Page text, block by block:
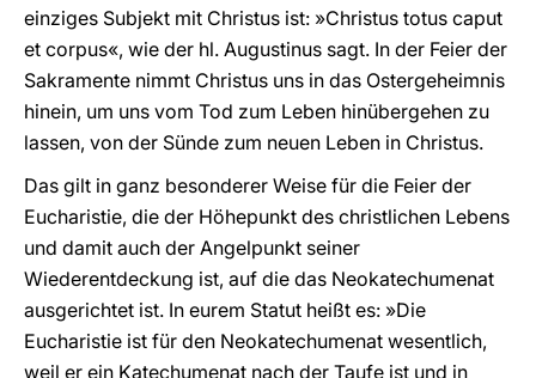
einziges Subjekt mit Christus ist: »Christus totus caput
et corpus«, wie der hl. Augustinus sagt. In der Feier der
Sakramente nimmt Christus uns in das Ostergeheimnis
hinein, um uns vom Tod zum Leben hinübergehen zu
lassen, von der Sünde zum neuen Leben in Christus.
Das gilt in ganz besonderer Weise für die Feier der
Eucharistie, die der Höhepunkt des christlichen Lebens
und damit auch der Angelpunkt seiner
Wiederentdeckung ist, auf die das Neokatechumenat
ausgerichtet ist. In eurem Statut heißt es: »Die
Eucharistie ist für den Neokatechumenat wesentlich,
weil er ein Katechumenat nach der Taufe ist und in